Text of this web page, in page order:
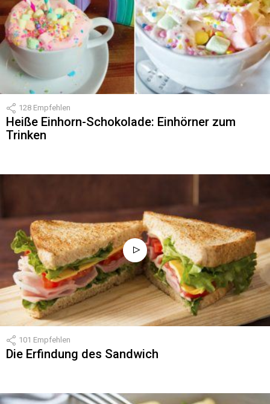
128 Empfehlen
Heiße Einhorn-Schokolade: Einhörner zum
Trinken
101 Empfehlen
Die Erfindung des Sandwich